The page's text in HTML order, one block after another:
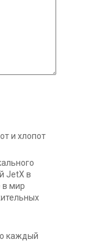
и хлопот
JetX в
в мир
каждый